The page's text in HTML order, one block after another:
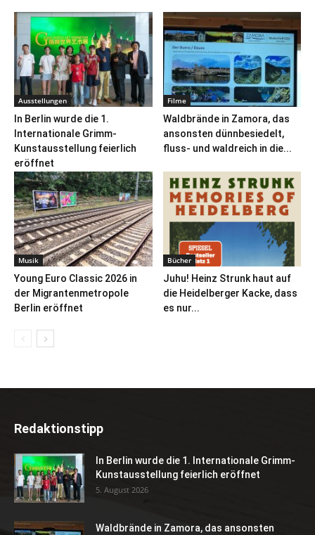
Ausstellungen
In Berlin wurde die 1.
Internationale Grimm-
Kunstausstellung feierlich
eröffnet
Filme
Waldbrände in Zamora, das
ansonsten dünnbesiedelt,
fluss- und waldreich in die...
Musik
Young Euro Classic 2026 in
der Migrantenmetropole
Berlin eröffnet
Bücher
Juhu! Heinz Strunk haut auf
die Heidelberger Kacke, dass
es nur...
Redaktionstipp
In Berlin wurde die 1. Internationale Grimm-
Kunstausstellung feierlich eröffnet
5. August 2026
Waldbrände in Zamora, das ansonsten